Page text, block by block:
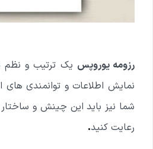
رزومه یوروپس یک ترتیب و نظم
نمایش اطلاعات و توانمندی های
شما نیز باید این چینش و ساختار
رعایت کنید.